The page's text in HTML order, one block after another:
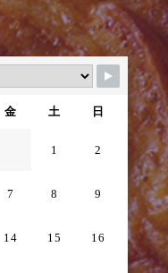
金 土 日
1 2
7 8 9
14 15 16